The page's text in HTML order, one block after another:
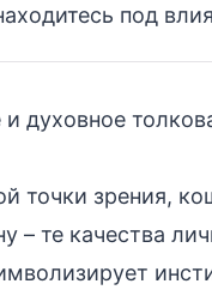
под
духовное
точки зрения,
– те качества